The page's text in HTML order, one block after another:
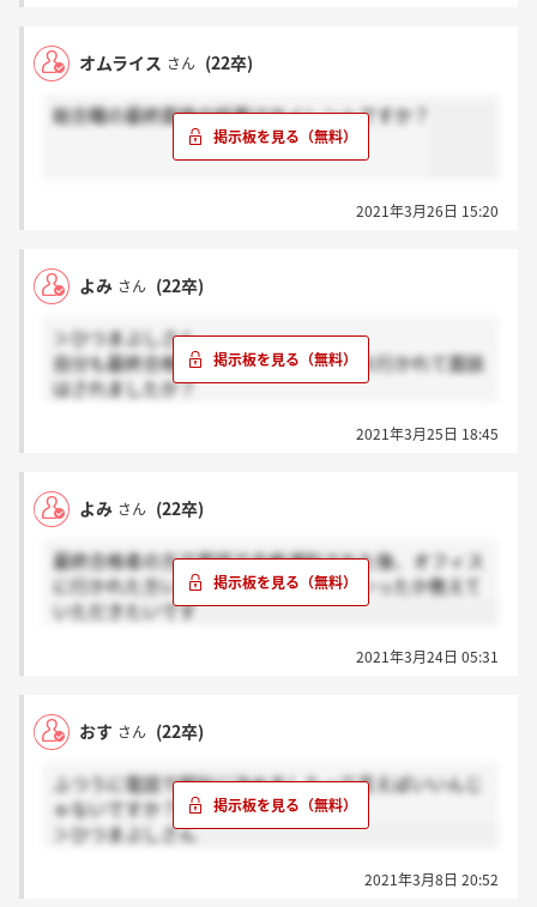
オムライス さん (22卒)
総合職の最終面接の結果はサイレントですか？
2021年3月26日 15:20
よみ さん (22卒)
＞ひつまぶしさん
自分も最終合格したのですが、オフィス行かれて面談
はされましたか？
2021年3月25日 18:45
よみ さん (22卒)
最終合格者の方で電話で合格通知された後、オフィス
に行かれた方いましたら、何をもっていったか教えて
いただきたいです
2021年3月24日 05:31
おす さん (22卒)
ふつうに電話で御社に決めましたって言えばいいんじ
ゃないですか？
＞ひつまぶしさん
2021年3月8日 20:52